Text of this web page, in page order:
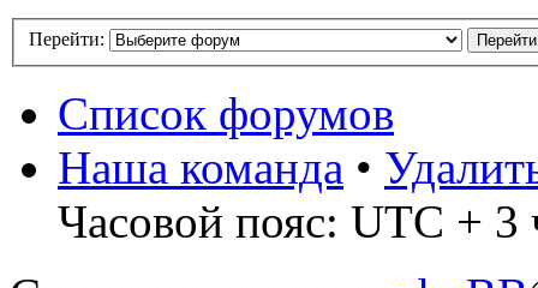
Перейти:
Список форумов
Наша команда •
Часовой пояс: UTC + 3